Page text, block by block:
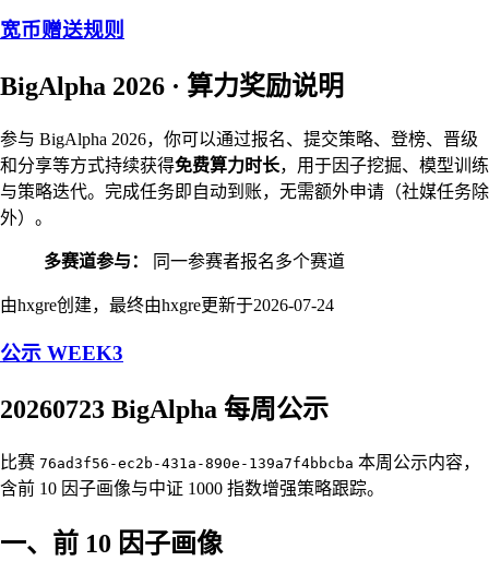
宽币赠送规则
BigAlpha 2026 · 算力奖励说明
参与 BigAlpha 2026，你可以通过报名、提交策略、登榜、晋级
和分享等方式持续获得免费算力时长，用于因子挖掘、模型训练
与策略迭代。完成任务即自动到账，无需额外申请（社媒任务除
外）。
多赛道参与： 同一参赛者报名多个赛道
由hxgre创建，最终由hxgre更新于2026-07-24
公示 WEEK3
20260723 BigAlpha 每周公示
比赛 76ad3f56-ec2b-431a-890e-139a7f4bbcba 本周公示内容，
含前 10 因子画像与中证 1000 指数增强策略跟踪。
一、前 10 因子画像